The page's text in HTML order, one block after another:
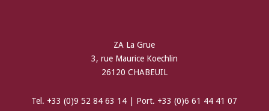
ZA La Grue
3, rue Maurice Koechlin
26120 CHABEUIL
Tel. +33 (0)9 52 84 63 14 | Port. +33 (0)6 61 44 41 07